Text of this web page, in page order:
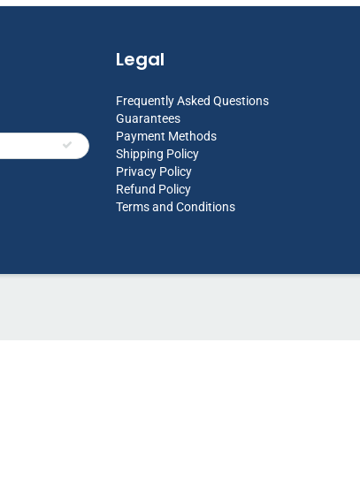
Legal
Frequently Asked Questions
Guarantees
Payment Methods
Shipping Policy
Privacy Policy
Refund Policy
Terms and Conditions